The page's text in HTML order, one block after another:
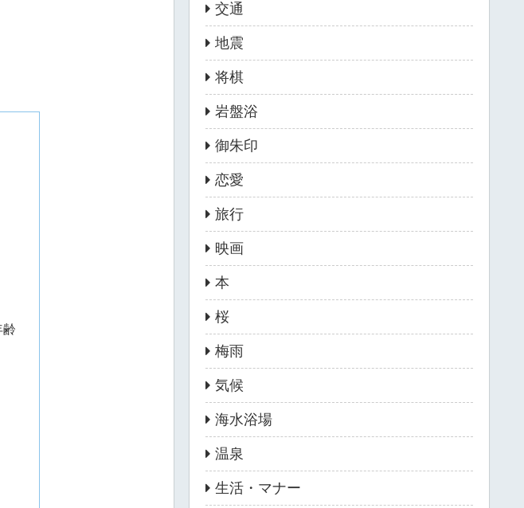
齢
交通
地震
将棋
岩盤浴
御朱印
恋愛
旅行
映画
本
桜
梅雨
気候
海水浴場
温泉
生活・マナー